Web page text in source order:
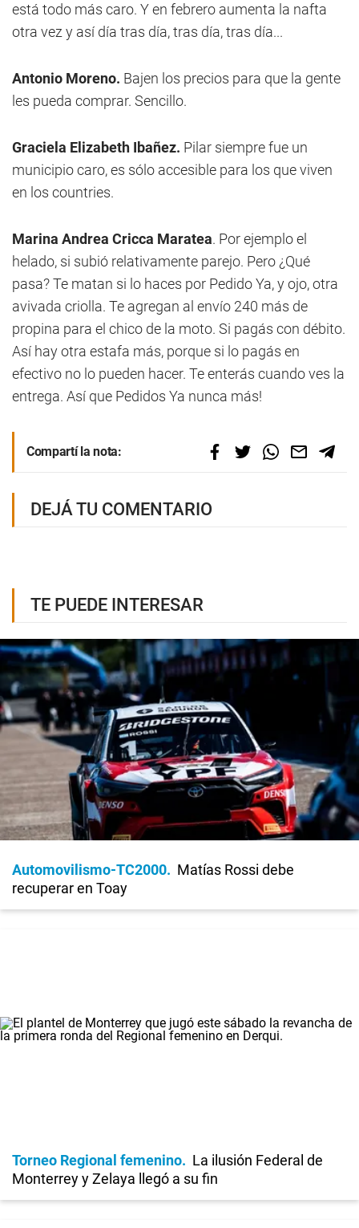
está todo más caro. Y en febrero aumenta la nafta
otra vez y así día tras día, tras día, tras día...
Antonio Moreno. Bajen los precios para que la gente
les pueda comprar. Sencillo.
Graciela Elizabeth Ibañez. Pilar siempre fue un
municipio caro, es sólo accesible para los que viven
en los countries.
Marina Andrea Cricca Maratea. Por ejemplo el
helado, si subió relativamente parejo. Pero ¿Qué
pasa? Te matan si lo haces por Pedido Ya, y ojo, otra
avivada criolla. Te agregan al envío 240 más de
propina para el chico de la moto. Si pagás con débito.
Así hay otra estafa más, porque si lo pagás en
efectivo no lo pueden hacer. Te enterás cuando ves la
entrega. Así que Pedidos Ya nunca más!
Compartí la nota:
DEJÁ TU COMENTARIO
TE PUEDE INTERESAR
Automovilismo-TC2000
Matías Rossi debe
recuperar en Toay
Torneo Regional femenino
La ilusión Federal de
Monterrey y Zelaya llegó a su fin